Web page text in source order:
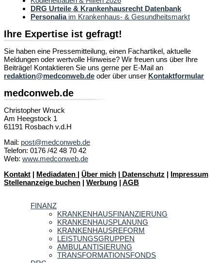
DRG Urteile & Krankenhausrecht Datenbank
Personaliaim Krankenhaus- & Gesundheitsmarkt
Ihre Expertise ist gefragt!
Sie haben eine Pressemitteilung, einen Fachartikel, aktuelle
Meldungen oder wertvolle Hinweise? Wir freuen uns über Ihre
Beiträge! Kontaktieren Sie uns gerne per E-Mail an
redaktion@medconweb.de oder über unser Kontaktformular
medconweb.de
Christopher Wnuck
Am Heegstock 1
61191 Rosbach v.d.H
Mail: post@medconweb.de
Telefon: 0176 /42 48 70 42
Web: www.medconweb.de
Kontakt | Mediadaten | Über mich | Datenschutz | Impressum
Stellenanzeige buchen | Werbung | AGB
FINANZ
KRANKENHAUSFINANZIERUNG
KRANKENHAUSPLANUNG
KRANKENHAUSREFORM
LEISTUNGSGRUPPEN
AMBULANTISIERUNG
TRANSFORMATIONSFONDS